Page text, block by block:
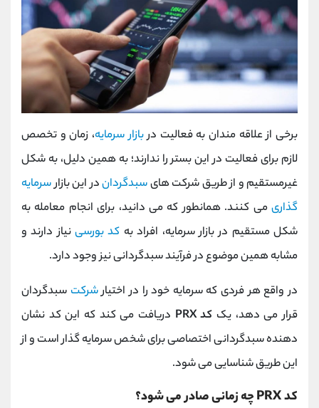
برخی از علاقه مندان به فعالیت دربازار سرمایه، زمان و تخصص
لازم برای فعالیت در این بستر را ندارند؛ به همین دلیل، به شکل
غیرمستقیم و از طریق شرکت هایسبدگرداندر این بازارسرمایه
گذاری می کنند. همانطور که می دانید، برای انجام معامله به
شکل مستقیم در بازار سرمایه، افراد به کد بورسینیاز دارند و
مشابه همین موضوع در فرآیند سبدگردانی نیز وجود دارد.
در واقع هر فردی که سرمایه خود را در اختیارشرکت سبدگردان
قرار می دهد، یک کد PRX
دریافت می کند که این کد نشان
دهنده سبدگردانی اختصاصی برای شخص سرمایه گذار است و از
این طریق شناسایی می شود.
کد PRX چه زمانی صادر می شود؟